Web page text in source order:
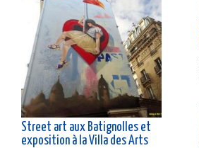
Street art aux Batignolles et
exposition à la Villa des Arts